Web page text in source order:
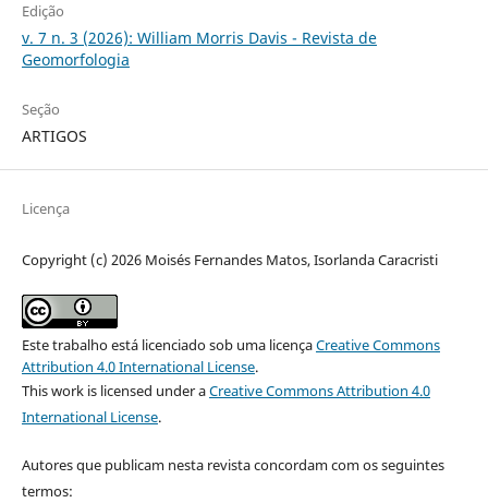
Edição
v. 7 n. 3 (2026): William Morris Davis - Revista de
Geomorfologia
Seção
ARTIGOS
Licença
Copyright (c) 2026 Moisés Fernandes Matos, Isorlanda Caracristi
Este trabalho está licenciado sob uma licençaCreative Commons
Attribution 4.0 International License.
This work is licensed under aCreative Commons Attribution 4.0
International License.
Autores que publicam nesta revista concordam com os seguintes
termos: